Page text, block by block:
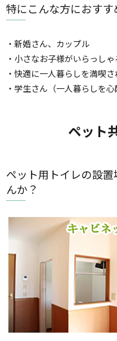
特にこんな方におすす
・新婚さん、カップル
・小さなお子様がいらっし
・快適に一人暮らしを満喫
・学生さん（一人暮らしを
ペット
ペット用トイレの設
んか？